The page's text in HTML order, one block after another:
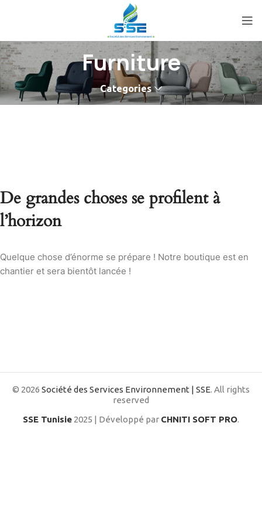
Furniture
Categories
De grandes choses se profilent à
l’horizon
Quelque chose d’énorme se prépare ! Notre boutique est en
chantier et sera bientôt lancée !
© 2026 Société des Services Environnement | SSE. All rights
reserved
SSE Tunisie 2025 | Développé par CHNITI SOFT PRO.